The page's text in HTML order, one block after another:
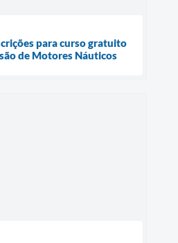
para curso gratuito
de Motores Náuticos